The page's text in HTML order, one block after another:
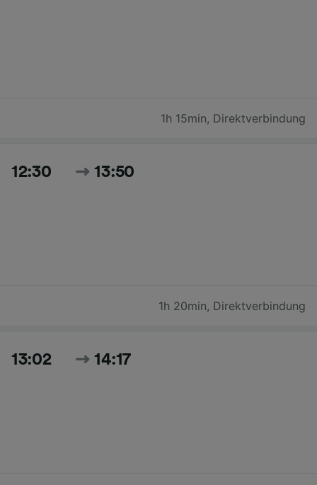
1h 15min, Direktverbindung
12:30 13:50
1h 20min, Direktverbindung
13:02 14:17